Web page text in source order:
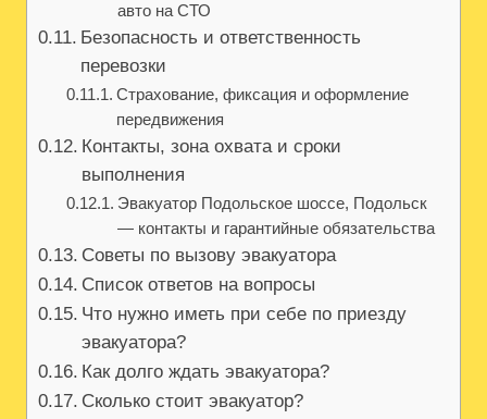
авто на СТО
Безопасность и ответственность
перевозки
Страхование, фиксация и оформление
передвижения
Контакты, зона охвата и сроки
выполнения
Эвакуатор Подольское шоссе, Подольск
— контакты и гарантийные обязательства
Советы по вызову эвакуатора
Список ответов на вопросы
Что нужно иметь при себе по приезду
эвакуатора?
Как долго ждать эвакуатора?
Сколько стоит эвакуатор?